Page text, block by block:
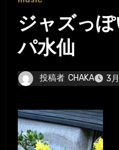
ジャズっ
パ水仙
投稿者 CHAKA 3